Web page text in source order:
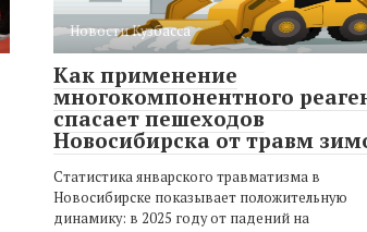
Новости Кузбасса
Как применение
многокомпонентного
спасает пешеходов
Новосибирска от травм
Статистика январского травматизма в
Новосибирске показывает положительную
динамику: в 2025 году от падений на